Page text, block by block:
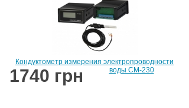
Кондуктометр измерения электропроводности
воды CM-230
1740 грн